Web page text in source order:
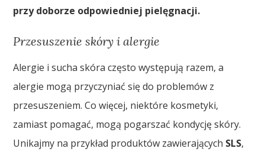
przy doborze odpowiedniej pielęgnacji.
Przesuszenie skóry i alergie
Alergie i sucha skóra często występują razem, a
alergie mogą przyczyniać się do problemów z
przesuszeniem. Co więcej, niektóre kosmetyki,
zamiast pomagać, mogą pogarszać kondycję skóry.
Unikajmy na przykład produktów zawierających SLS,